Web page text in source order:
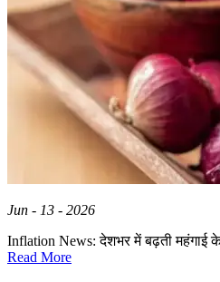
Jun - 13 - 2026
Inflation News: देशभर में बढ़ती महंगाई
Read More